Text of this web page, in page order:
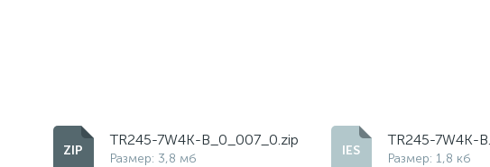
TR245-7W4K-B_0_007_0.zip
Размер: 3,8 мб
TR245-7W4K-
Размер: 1,8 кб